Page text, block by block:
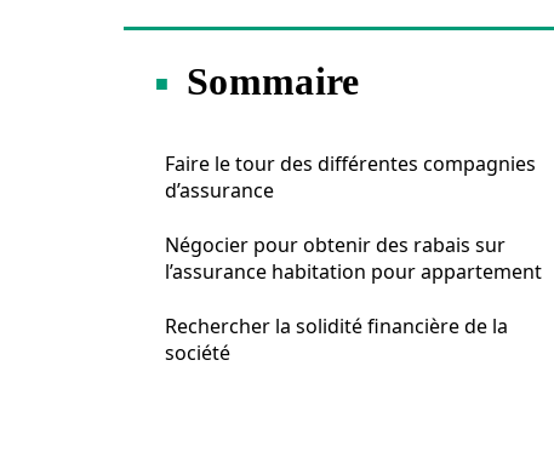
Sommaire
Faire le tour des différentes compagnies
d’assurance
Négocier pour obtenir des rabais sur
l’assurance habitation pour appartement
Rechercher la solidité financière de la
société